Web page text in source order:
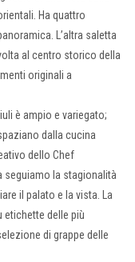
Ha quattro
L’altra saletta
al centro storico della
originali a
è ampio e variegato;
dalla cucina
dello Chef
seguiamo la stagionalità
il palato e la vista. La
etichette delle più
di grappe delle